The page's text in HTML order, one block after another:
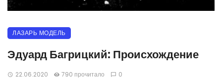
ЛАЗАРЬ МОДЕЛЬ
Эдуард Багрицкий: Происхождение
22.06.2020 790 прочитало 0